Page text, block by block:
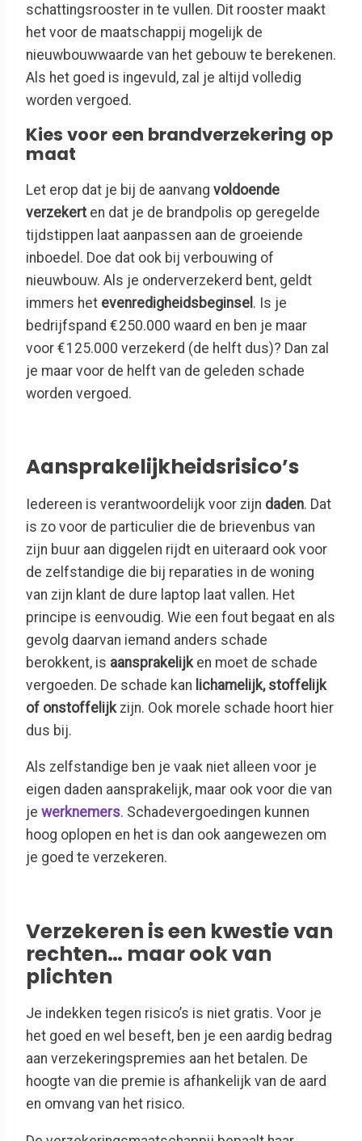
schattingsrooster in te vullen. Dit rooster maakt
het voor de maatschappij mogelijk de
nieuwbouwwaarde van het gebouw te berekenen.
Als het goed is ingevuld, zal je altijd volledig
worden vergoed.
Kies voor een brandverzekering op
maat
Let erop dat je bij de aanvang voldoende
verzekert en dat je de brandpolis op geregelde
tijdstippen laat aanpassen aan de groeiende
inboedel. Doe dat ook bij verbouwing of
nieuwbouw. Als je onderverzekerd bent, geldt
immers het evenredigheidsbeginsel . Is je
bedrijfspand € 250.000 waard en ben je maar
voor € 125.000 verzekerd (de helft dus)? Dan zal
je maar voor de helft van de geleden schade
worden vergoed.
Aansprakelijkheidsrisico’s
Iedereen is verantwoordelijk voor zijn daden. Dat
is zo voor de particulier die de brievenbus van
zijn buur aan diggelen rijdt en uiteraard ook voor
de zelfstandige die bij reparaties in de woning
van zijn klant de dure laptop laat vallen. Het
principe is eenvoudig. Wie een fout begaat en als
gevolg daarvan iemand anders schade
berokkent, is aansprakelijk en moet de schade
vergoeden. De schade kan lichamelijk, stoffelijk
of onstoffelijk zijn. Ook morele schade hoort hier
dus bij.
Als zelfstandige ben je vaak niet alleen voor je
eigen daden aansprakelijk, maar ook voor die van
je werknemers. Schadevergoedingen kunnen
hoog oplopen en het is dan ook aangewezen om
je goed te verzekeren.
Verzekeren is een kwestie van
rechten… maar ook van
plichten
Je indekken tegen risico’s is niet gratis. Voor je
het goed en wel beseft, ben je een aardig bedrag
aan verzekeringspremies aan het betalen. De
hoogte van die premie is afhankelijk van de aard
en omvang van het risico.